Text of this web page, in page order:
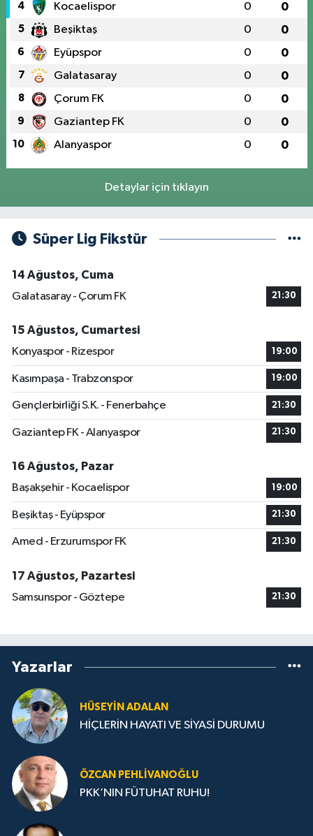
4 Kocaelispor 0 0
5 Beşiktaş 0 0
6 Eyüpspor 0 0
7 Galatasaray 0 0
8 Çorum FK 0 0
9 Gaziantep FK 0 0
10 Alanyaspor 0 0
Detaylar için tıklayın
Süper Lig Fikstür
14 Ağustos, Cuma
Galatasaray - Çorum FK
21:30
15 Ağustos, Cumartesi
Konyaspor - Rizespor
19:00
Kasımpaşa - Trabzonspor 19:00
Gençlerbirliği S.K. - Fenerbahçe 21:30
Gaziantep FK - Alanyaspor 21:30
16 Ağustos, Pazar
Başakşehir - Kocaelispor
19:00
Beşiktaş - Eyüpspor 21:30
Amed - Erzurumspor FK 21:30
17 Ağustos, Pazartesi
Samsunspor - Göztepe
21:30
Yazarlar
HÜSEYIN ADALAN
HİÇLERİN HAYATI VE SİYASİ DURUMU
ÖZCAN PEHLIVANOĞLU
PKK’NIN FÜTUHAT RUHU!